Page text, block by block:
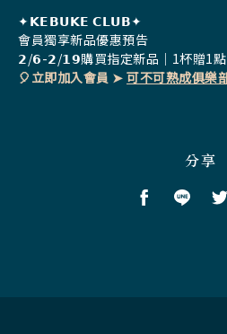
✦𝗞𝗘𝗕𝗨𝗞𝗘 𝗖𝗟𝗨𝗕✦
會員獨享新品優惠預告
𝟮/𝟲-𝟮/𝟭𝟵購買指定新品｜1杯贈1點
🎈立即加入會員 ➤ 可不可熟成俱樂
分享